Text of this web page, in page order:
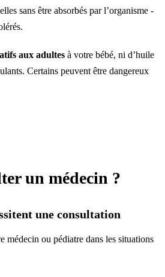
sans être absorbés par l’organisme -
aux adultes à votre bébé, ni d’huile
Certains peuvent être dangereux
un médecin ?
une consultation
médecin ou pédiatre dans les situations